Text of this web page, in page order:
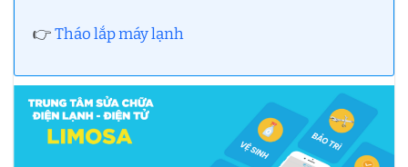
👉Tháo lắp máy lạnh